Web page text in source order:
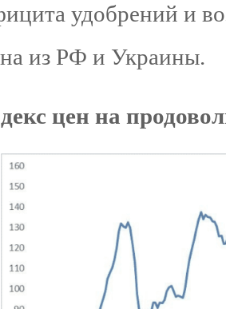
удобрений и
из РФ и Украины.
цен на